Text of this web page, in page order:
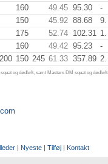
160 49.45 95.30
-
150 45.92 88.68
9.
175 52.74 102.31 1.
160 49.42 95.23
-
200 150 245 61.33 357.89 2.
og dødløft, samt Masters DM squat og
| Nyeste | Tilføj | Kontakt